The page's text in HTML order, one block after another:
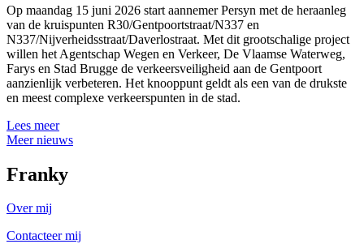
Op maandag 15 juni 2026 start aannemer Persyn met de heraanleg
van de kruispunten R30/Gentpoortstraat/N337 en
N337/Nijverheidsstraat/Daverlostraat. Met dit grootschalige project
willen het Agentschap Wegen en Verkeer, De Vlaamse Waterweg,
Farys en Stad Brugge de verkeersveiligheid aan de Gentpoort
aanzienlijk verbeteren. Het knooppunt geldt als een van de drukste
en meest complexe verkeerspunten in de stad.
Lees meer
Meer nieuws
Franky
Over mij
Contacteer mij